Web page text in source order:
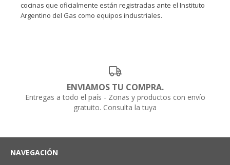
cocinas que oficialmente están registradas ante el Instituto
Argentino del Gas como equipos industriales.
ENVIAMOS TU COMPRA.
Entregas a todo el país - Zonas y productos con envío
gratuito. Consulta la tuya
NAVEGACIÓN